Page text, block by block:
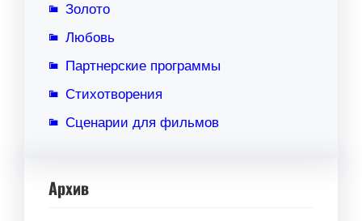
Золото
Любовь
Партнерские программы
Стихотворения
Сценарии для фильмов
Архив